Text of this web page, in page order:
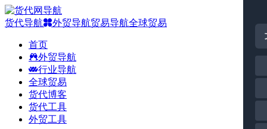
货代导航 外贸导航贸易导航全球贸易
首页
外贸导航
行业导航
全球贸易
货代博客
货代工具
外贸工具